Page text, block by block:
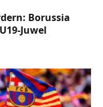
Borussia
Juwel